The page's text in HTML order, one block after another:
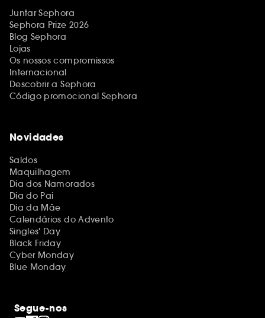
Juntar Sephora
Sephora Prize 2026
Blog Sephora
Lojas
Os nossos compromissos
Internacional
Descobrir a Sephora
Código promocional Sephora
Novidades
Saldos
Maquilhagem
Dia dos Namorados
Dia do Pai
Dia da Mãe
Calendários do Advento
Singles' Day
Black Friday
Cyber Monday
Blue Monday
Segue-nos